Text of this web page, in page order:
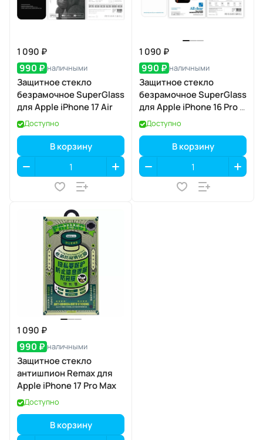
1 090 ₽
990 ₽ наличными
Защитное стекло
безрамочное SuperGlass
для Apple iPhone 17 Air
Доступно
В корзину
1 090 ₽
990 ₽ наличными
Защитное стекло
безрамочное SuperGlass
для Apple iPhone 16 Pro /
17 / 17 Pro
Доступно
В корзину
1 090 ₽
990 ₽ наличными
Защитное стекло
антишпион Remax для
Apple iPhone 17 Pro Max
Доступно
В корзину